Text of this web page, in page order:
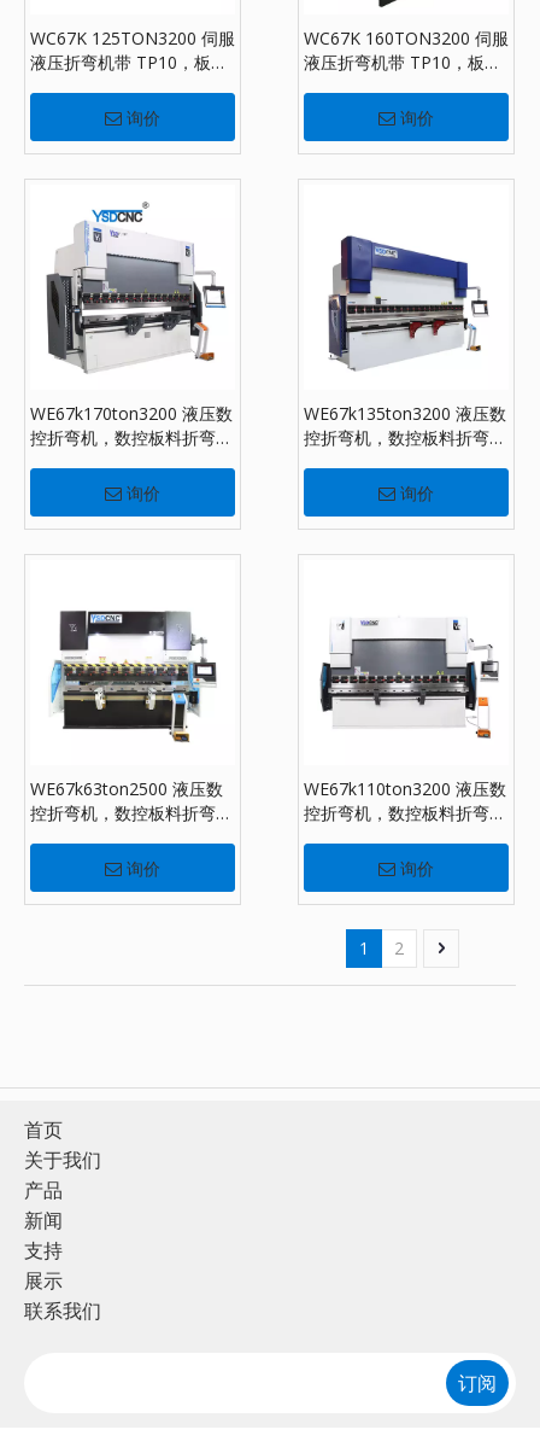
WC67K 125TON3200 伺服
液压折弯机带 TP10，板材
询价
WC67K 160TON3200 伺服
液压折弯机带 TP10，板材
询价
WE67k170ton3200 液压数
控折弯机，数控板料折弯机
询价
WE67k135ton3200 液压数
控折弯机，数控板料折弯机
询价
WE67k63ton2500 液压数
控折弯机，数控板料折弯机
询价
WE67k110ton3200 液压数
控折弯机，数控板料折弯机
询价
1 2
首页
关于我们
产品
新闻
支持
展示
联系我们
订阅